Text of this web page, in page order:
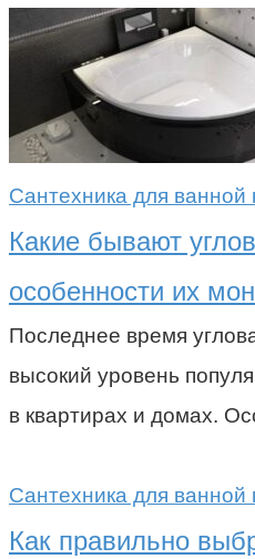
Сантехника для ванной
Какие бывают
особенности их
Последнее время
высокий уровень
в квартирах и домах.
Сантехника для ванной
Как правильно